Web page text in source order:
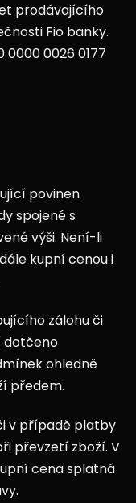
prodávajícího
Fio banky.
0000 0026 0177
povinen
spojené s
výši. Není-li
kupní cenou i
zálohu či
dotčeno
ohledně
předem.
v případě platby
převzetí zboží. V
cena splatná